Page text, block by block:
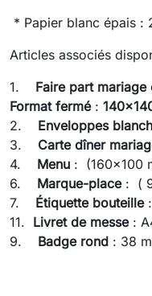
* Papier blanc épais :
Articles associés
1.
Faire part mariage
Format fermé:
2.
Enveloppes
3.
Carte dîner
4.
Menu : (160x100
6. Marque-place: (
7.
Étiquette bouteille:
11. Livret de messe:
9. Badge rond : 38